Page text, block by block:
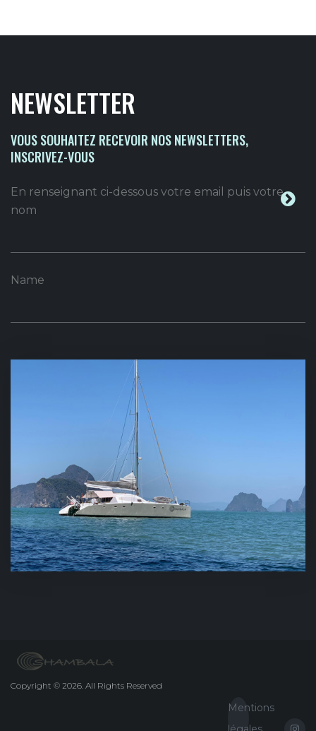
NEWSLETTER
VOUS SOUHAITEZ RECEVOIR NOS NEWSLETTERS,
INSCRIVEZ-VOUS
En renseignant ci-dessous votre email puis votre
nom
Name
Copyright © 2026. All Rights Reserved
Mentions